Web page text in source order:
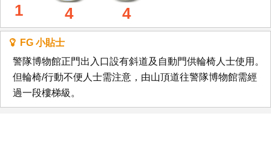
1 4 4
FG 小貼士
警隊博物館正門出入口設有斜道及自動門供輪椅人士使用。
但輪椅/行動不便人士需注意，由山頂道往警隊博物館需經
過一段樓梯級。